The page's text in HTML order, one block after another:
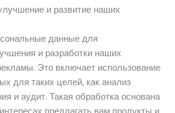
и развитие наших
данные для
и разработки наших
Это включает использование
для таких целей, как анализ
и аудит. Такая обработка основана